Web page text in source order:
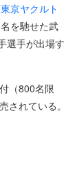
東京ヤクルト
を馳せた武
選手が出場す
（800名限
されている。